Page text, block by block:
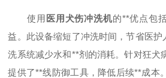
使用 医用犬伤冲洗机的**优点包
益。此设备缩短了冲洗时间，节省医
洗系统减少水和**剂的消耗。针对狂犬
提供了**线防御工具，降低后续**成本